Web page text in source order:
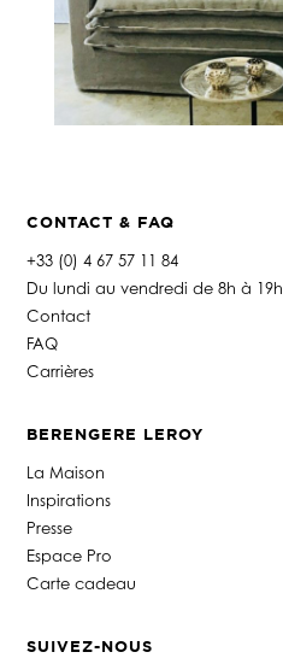
CONTACT & FAQ
+33 (0) 4 67 57 11 84
Du lundi au vendredi de 8h à 19h
Contact
FAQ
Carrières
BERENGERE LEROY
La Maison
Inspirations
Presse
Espace Pro
Carte cadeau
SUIVEZ-NOUS